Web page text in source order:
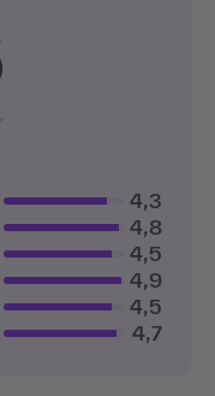
4,3
4,8
4,5
4,9
4,5
4,7